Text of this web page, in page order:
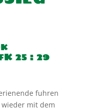
25 : 29
fuhren
mit dem